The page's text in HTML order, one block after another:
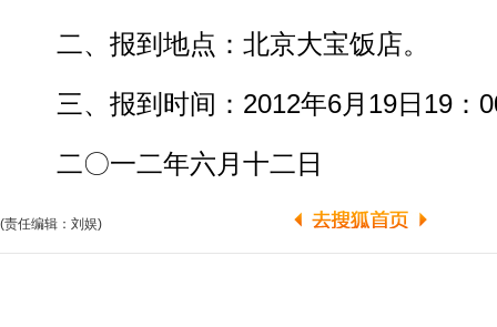
二、报到地点：北京大宝饭店。
三、报到时间：2012年6月19日19：
二〇一二年六月十二日
(责任编辑：刘娱)